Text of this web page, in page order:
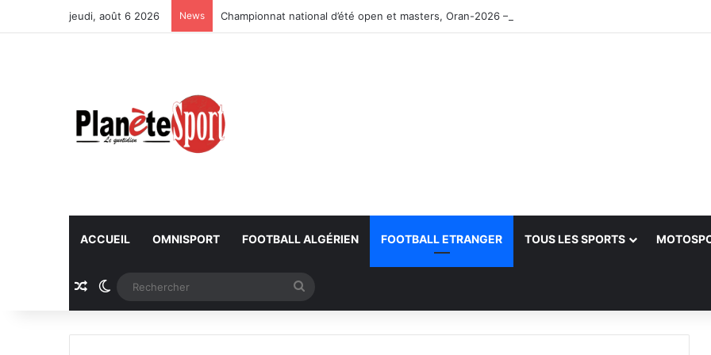
jeudi, août 6 2026 News Championnat national d’été open et masters, Oran-2026 — Le CRB s’adjuge le titre
ACCUEIL OMNISPORT FOOTBALL ALGÉRIEN FOOTBALL ETRANGER TOUS LES SPORTS
Article Aléatoire
Switch skin